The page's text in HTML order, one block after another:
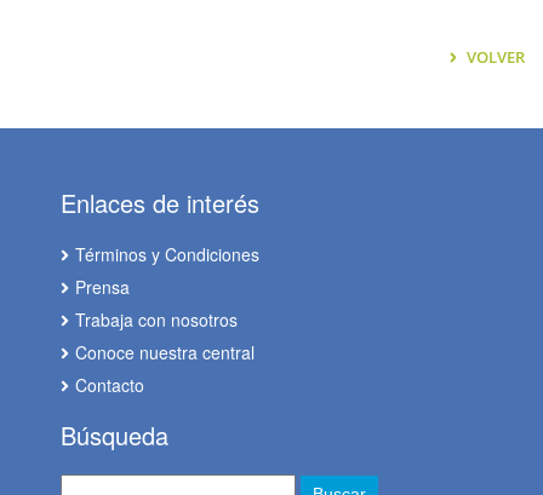
VOLVER
Enlaces de interés
Términos y Condiciones
Prensa
Trabaja con nosotros
Conoce nuestra central
Contacto
Búsqueda